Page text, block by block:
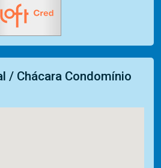
/ Chácara Condomínio